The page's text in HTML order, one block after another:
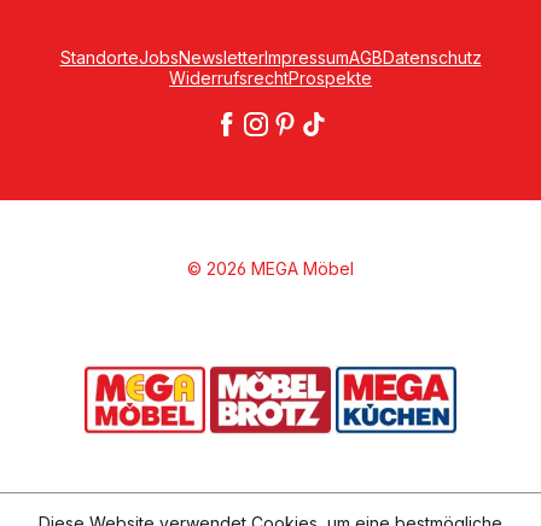
StandorteJobsNewsletterImpressumAGBDatenschutz
WiderrufsrechtProspekte
© 2026 MEGA Möbel